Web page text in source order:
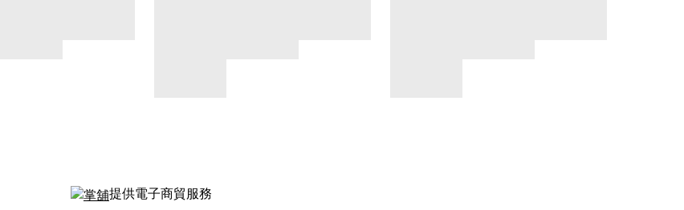
提供電子商貿服務